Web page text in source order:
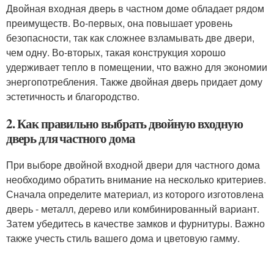
Двойная входная дверь в частном доме обладает рядом
преимуществ. Во-первых, она повышает уровень
безопасности, так как сложнее взламывать две двери,
чем одну. Во-вторых, такая конструкция хорошо
удерживает тепло в помещении, что важно для экономии
энергопотребления. Также двойная дверь придает дому
эстетичность и благородство.
2. Как правильно выбрать двойную входную
дверь для частного дома
При выборе двойной входной двери для частного дома
необходимо обратить внимание на несколько критериев.
Сначала определите материал, из которого изготовлена
дверь - металл, дерево или комбинированный вариант.
Затем убедитесь в качестве замков и фурнитуры. Важно
также учесть стиль вашего дома и цветовую гамму.